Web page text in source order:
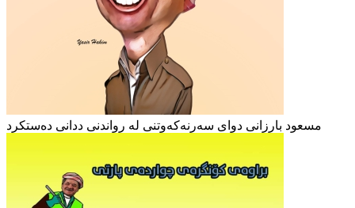
مسعود بارزانی دوای سەرنەکەوتنی لە رواندنی ددانی دەستکرد